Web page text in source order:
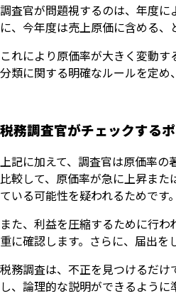
調査官が問題視するのは、年度
に、今年度は売上原価に含める
これにより原価率が大きく変動
分類に関する明確なルールを定
税務調査官がチェックする
上記に加えて、調査官は原価率
比較して、原価率が急に上昇ま
ている可能性を疑われるためです。
また、利益を圧縮するために行
重に確認します。さらに、届出
税務調査は、不正を見つけるだ
し、論理的な説明ができるよう